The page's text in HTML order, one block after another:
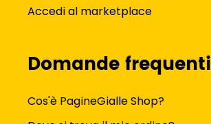
Accedi al marketplace
Domande frequenti
Cos'è PagineGialle Shop?